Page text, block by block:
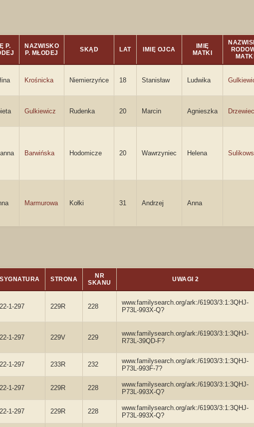
P.
NAZWISKO
P. MŁODEJ
SKĄD LAT IMIĘ OJCA
IMIĘ
MATKI
Krośnicka Niemierzyńce 18 Stanisław Ludwika
Gulkiewicz Rudenka 20 Marcin Agnieszka
Barwińska Hodomicze 20 Wawrzyniec Helena
Marmurowa Kołki 31 Andrzej Anna
SYGNATURA STRONA
NR
SKANU
UWAGI 2
22-1-297 229R 228
www.familysearch.org/ark:/61903/3:1:3QHJ-
P73L-993X-Q?
22-1-297 229V 229
www.familysearch.org/ark:/61903/3:1:3QHJ-
R73L-39QD-F?
22-1-297 233R 232
www.familysearch.org/ark:/61903/3:1:3QHJ-
P73L-993F-7?
22-1-297 229R 228
www.familysearch.org/ark:/61903/3:1:3QHJ-
P73L-993X-Q?
22-1-297 229R 228
www.familysearch.org/ark:/61903/3:1:3QHJ-
P73L-993X-Q?